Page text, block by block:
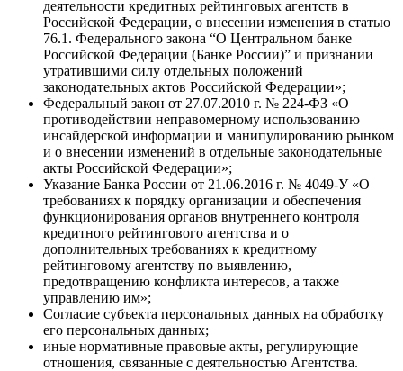
деятельности кредитных рейтинговых агентств в
Российской Федерации, о внесении изменения в статью
76.1. Федерального закона “О Центральном банке
Российской Федерации (Банке России)” и признании
утратившими силу отдельных положений
законодательных актов Российской Федерации»;
Федеральный закон от 27.07.2010 г. № 224-ФЗ «О
противодействии неправомерному использованию
инсайдерской информации и манипулированию рынком
и о внесении изменений в отдельные законодательные
акты Российской Федерации»;
Указание Банка России от 21.06.2016 г. № 4049-У «О
требованиях к порядку организации и обеспечения
функционирования органов внутреннего контроля
кредитного рейтингового агентства и о
дополнительных требованиях к кредитному
рейтинговому агентству по выявлению,
предотвращению конфликта интересов, а также
управлению им»;
Согласие субъекта персональных данных на обработку
его персональных данных;
иные нормативные правовые акты, регулирующие
отношения, связанные с деятельностью Агентства.